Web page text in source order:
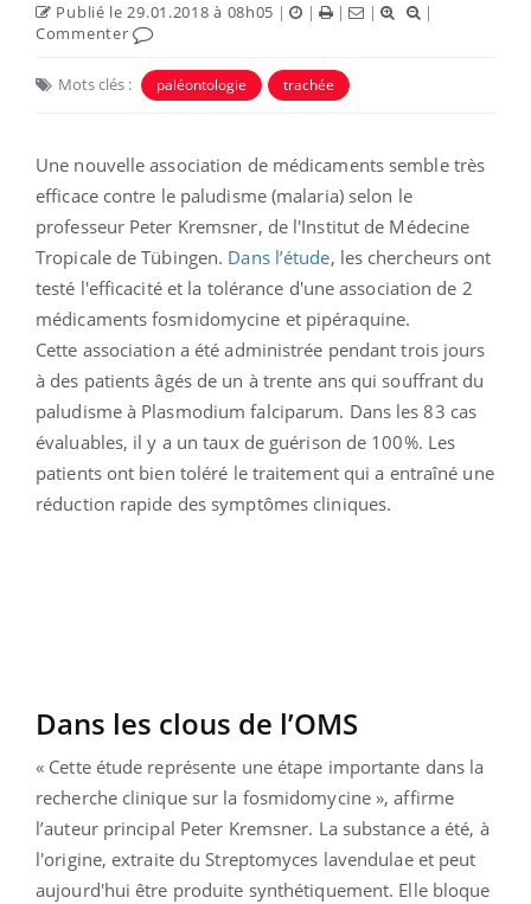
Publié le 29.01.2018 à 08h05 | | | |
|
Commenter
Mots clés : paléontologie trachée
Une nouvelle association de médicaments semble très
efficace contre le paludisme (malaria) selon le
professeur Peter Kremsner, de l'Institut de Médecine
Tropicale de Tübingen. Dans l’étude, les chercheurs ont
testé l'efficacité et la tolérance d'une association de 2
médicaments fosmidomycine et pipéraquine.
Cette association a été administrée pendant trois jours
à des patients âgés de un à trente ans qui souffrant du
paludisme à Plasmodium falciparum. Dans les 83 cas
évaluables, il y a un taux de guérison de 100%. Les
patients ont bien toléré le traitement qui a entraîné une
réduction rapide des symptômes cliniques.
Dans les clous de l’OMS
« Cette étude représente une étape importante dans la
recherche clinique sur la fosmidomycine », affirme
l’auteur principal Peter Kremsner. La substance a été, à
l'origine, extraite du Streptomyces lavendulae et peut
aujourd'hui être produite synthétiquement. Elle bloque